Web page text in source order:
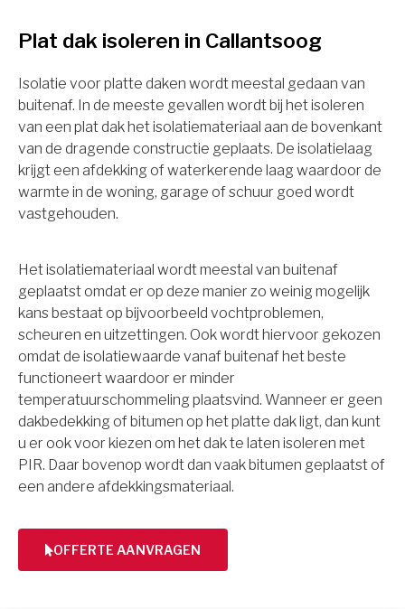
Plat dak isoleren in Callantsoog
Isolatie voor platte daken wordt meestal gedaan van
buitenaf. In de meeste gevallen wordt bij het isoleren
van een plat dak het isolatiemateriaal aan de bovenkant
van de dragende constructie geplaats. De isolatielaag
krijgt een afdekking of waterkerende laag waardoor de
warmte in de woning, garage of schuur goed wordt
vastgehouden.
Het isolatiemateriaal wordt meestal van buitenaf
geplaatst omdat er op deze manier zo weinig mogelijk
kans bestaat op bijvoorbeeld vochtproblemen,
scheuren en uitzettingen. Ook wordt hiervoor gekozen
omdat de isolatiewaarde vanaf buitenaf het beste
functioneert waardoor er minder
temperatuurschommeling plaatsvind. Wanneer er geen
dakbedekking of bitumen op het platte dak ligt, dan kunt
u er ook voor kiezen om het dak te laten isoleren met
PIR. Daar bovenop wordt dan vaak bitumen geplaatst of
een andere afdekkingsmateriaal.
OFFERTE AANVRAGEN